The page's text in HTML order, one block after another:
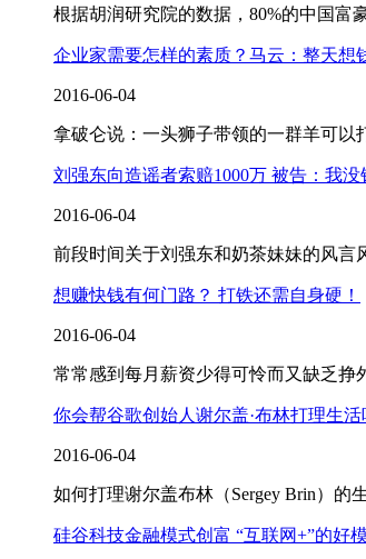
根据胡润研究院的数据，80%的中国富
企业家需要怎样的素质？马云：整天想
2016-06-04
拿破仑说：一头狮子带领的一群羊可以
刘强东向造谣者索赔1000万 被告：我没
2016-06-04
前段时间关于刘强东和奶茶妹妹的风言
想赚快钱有何门路？ 打铁还需自身硬！
2016-06-04
常常感到每月薪资少得可怜而又缺乏挣
你会帮谷歌创始人谢尔盖·布林打理生活
2016-06-04
如何打理谢尔盖布林（Sergey Brin）的
硅谷科技金融模式创富 “互联网+”的好